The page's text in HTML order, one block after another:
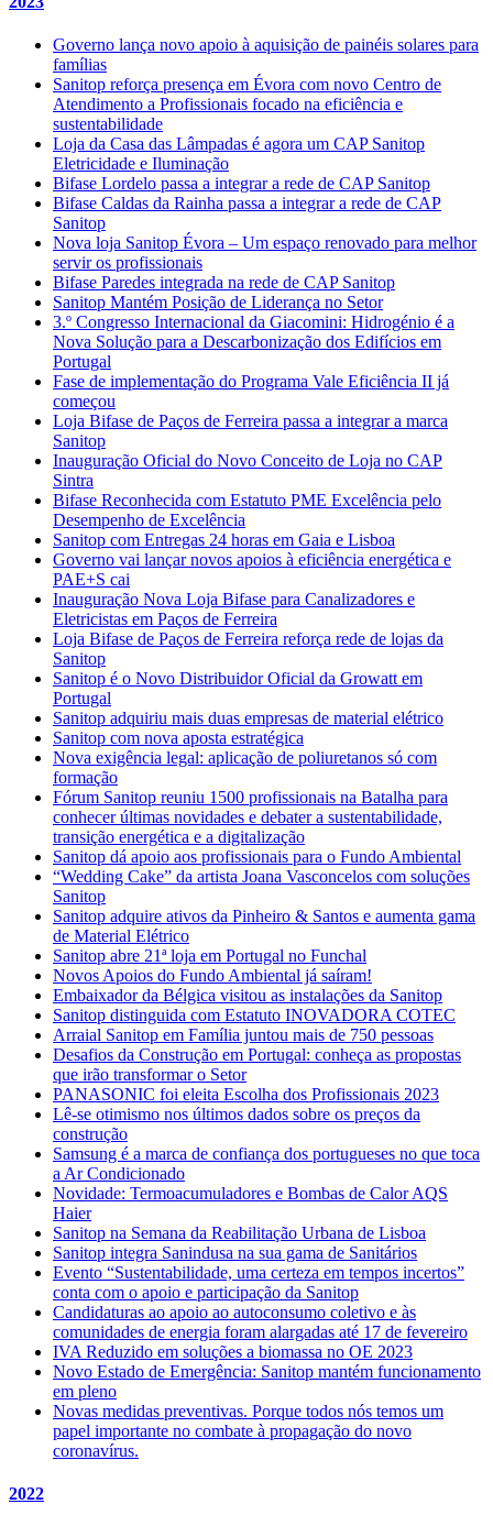
Governo lança novo apoio à aquisição de painéis solares para
famílias
Sanitop reforça presença em Évora com novo Centro de
Atendimento a Profissionais focado na eficiência e
sustentabilidade
Loja da Casa das Lâmpadas é agora um CAP Sanitop
Eletricidade e Iluminação
Bifase Lordelo passa a integrar a rede de CAP Sanitop
Bifase Caldas da Rainha passa a integrar a rede de CAP
Sanitop
Nova loja Sanitop Évora – Um espaço renovado para melhor
servir os profissionais
Bifase Paredes integrada na rede de CAP Sanitop
Sanitop Mantém Posição de Liderança no Setor
3.º Congresso Internacional da Giacomini: Hidrogénio é a
Nova Solução para a Descarbonização dos Edifícios em
Portugal
Fase de implementação do Programa Vale Eficiência II já
começou
Loja Bifase de Paços de Ferreira passa a integrar a marca
Sanitop
Inauguração Oficial do Novo Conceito de Loja no CAP
Sintra
Bifase Reconhecida com Estatuto PME Excelência pelo
Desempenho de Excelência
Sanitop com Entregas 24 horas em Gaia e Lisboa
Governo vai lançar novos apoios à eficiência energética e
PAE+S cai
Inauguração Nova Loja Bifase para Canalizadores e
Eletricistas em Paços de Ferreira
Loja Bifase de Paços de Ferreira reforça rede de lojas da
Sanitop
Sanitop é o Novo Distribuidor Oficial da Growatt em
Portugal
Sanitop adquiriu mais duas empresas de material elétrico
Sanitop com nova aposta estratégica
Nova exigência legal: aplicação de poliuretanos só com
formação
Fórum Sanitop reuniu 1500 profissionais na Batalha para
conhecer últimas novidades e debater a sustentabilidade,
transição energética e a digitalização
Sanitop dá apoio aos profissionais para o Fundo Ambiental
“Wedding Cake” da artista Joana Vasconcelos com soluções
Sanitop
Sanitop adquire ativos da Pinheiro & Santos e aumenta gama
de Material Elétrico
Sanitop abre 21ª loja em Portugal no Funchal
Novos Apoios do Fundo Ambiental já saíram!
Embaixador da Bélgica visitou as instalações da Sanitop
Sanitop distinguida com Estatuto INOVADORA COTEC
Arraial Sanitop em Família juntou mais de 750 pessoas
Desafios da Construção em Portugal: conheça as propostas
que irão transformar o Setor
PANASONIC foi eleita Escolha dos Profissionais 2023
Lê-se otimismo nos últimos dados sobre os preços da
construção
Samsung é a marca de confiança dos portugueses no que toca
a Ar Condicionado
Novidade: Termoacumuladores e Bombas de Calor AQS
Haier
Sanitop na Semana da Reabilitação Urbana de Lisboa
Sanitop integra Sanindusa na sua gama de Sanitários
Evento “Sustentabilidade, uma certeza em tempos incertos”
conta com o apoio e participação da Sanitop
Candidaturas ao apoio ao autoconsumo coletivo e às
comunidades de energia foram alargadas até 17 de fevereiro
IVA Reduzido em soluções a biomassa no OE 2023
Novo Estado de Emergência: Sanitop mantém funcionamento
em pleno
Novas medidas preventivas. Porque todos nós temos um
papel importante no combate à propagação do novo
coronavírus.
2022